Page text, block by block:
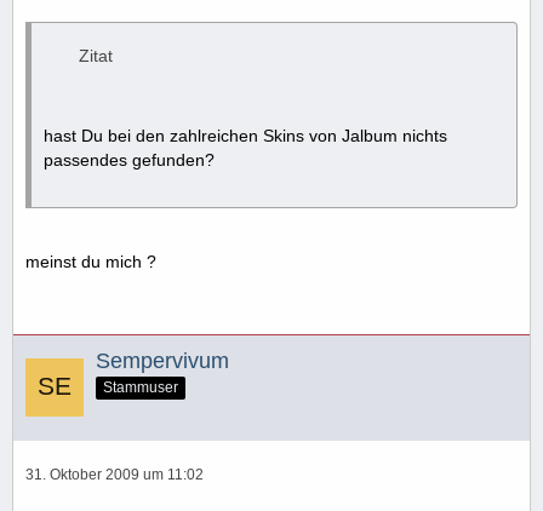
Zitat
hast Du bei den zahlreichen Skins von Jalbum nichts
passendes gefunden?
meinst du mich ?
Sempervivum
Stammuser
31. Oktober 2009 um 11:02